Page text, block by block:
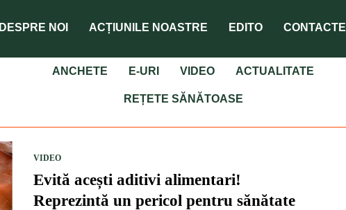
DESPRE NOI ACȚIUNILE NOASTRE EDITO CONTACTE
ANCHETE E-URI VIDEO ACTUALITATE
REȚETE SĂNĂTOASE
VIDEO
Evită acești aditivi alimentari!
Reprezintă un pericol pentru sănătate